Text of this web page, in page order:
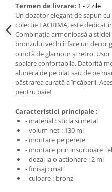
Termen de livrare: 1 - 2 zile
Un dozator elegant de sapun
colectie LACRIMA, este dedicat
Combinația armonioasă a
bronzului vechi îl face un decor
o notă de glamour și retro.
spalare confortabila. Datorită
aluneca de pe blat sau de pe
păstrarea curată a încăperii.
pentru baie!
Caracteristici principale :
- material : sticla si metal
- volum net : 130 ml
- montare pe perete
- montare prin insurubare :
- dozaj la o actionare : 2 ml
- finisaj : mat
- culoare : bronz